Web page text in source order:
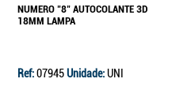
NUMERO "8" AUTOCOLANTE 3D
18MM LAMPA
Ref:07945Unidade:UNI